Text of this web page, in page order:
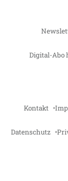
Digital-Abo
Kontakt
Datenschutz